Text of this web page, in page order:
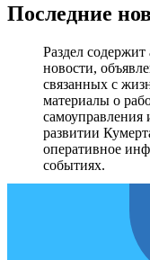
Последние
Раздел
новости,
связанных с
материалы о
самоуправления
развитии
оперативное
событиях.